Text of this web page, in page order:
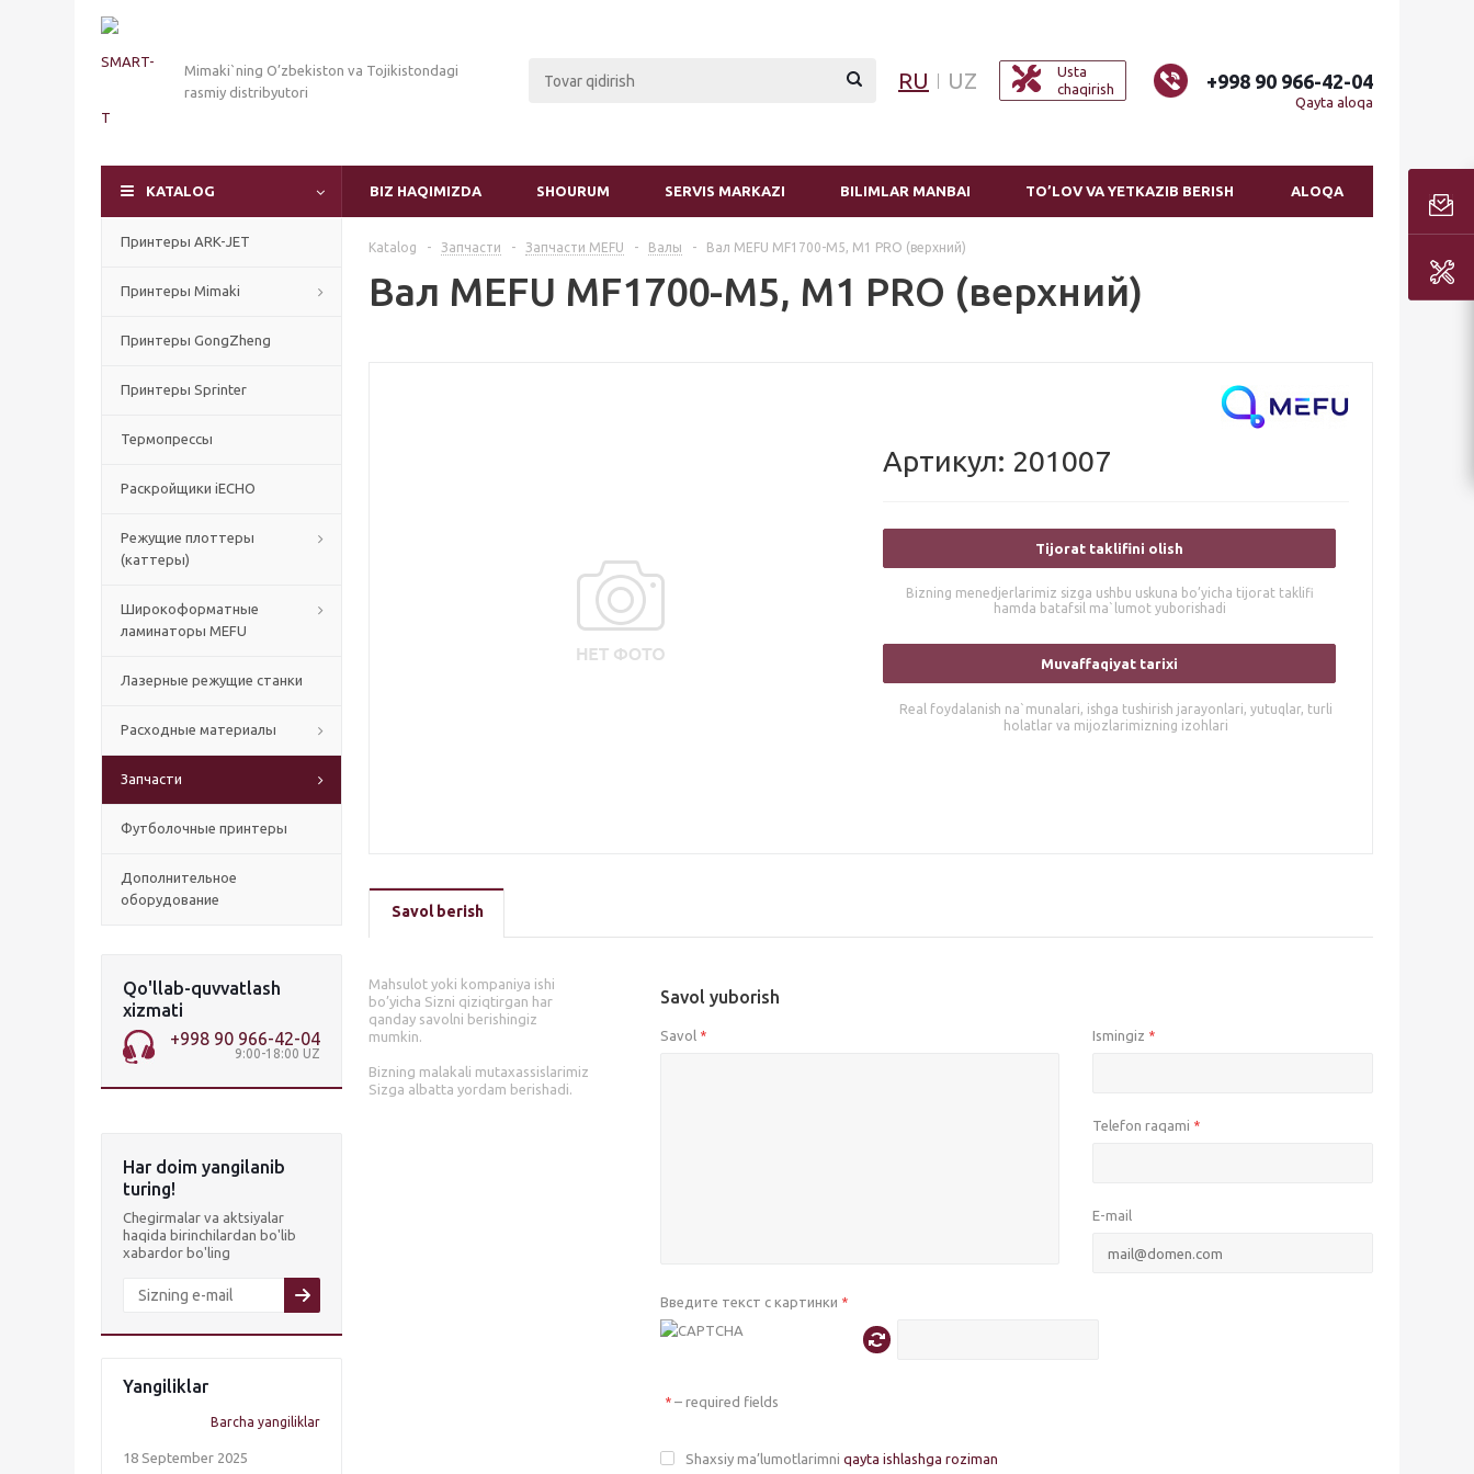
Mimaki`ning O’zbekiston va Tojikistondagi
rasmiy distribyutori
RU UZ
Usta
chaqirish
+998 90 966-42-04
Qayta aloqa
KATALOG BIZ HAQIMIZDA SHOURUM SERVIS MARKAZI BILIMLAR MANBAI TO’LOV VA YETKAZIB BERISH ALOQA
Принтеры ARK-JET
Принтеры Mimaki
Принтеры GongZheng
Принтеры Sprinter
Термопрессы
Раскройщики iECHO
Режущие плоттеры
(каттеры)
Широкоформатные
ламинаторы MEFU
Лазерные режущие станки
Расходные материалы
Запчасти
Футболочные принтеры
Дополнительное
оборудование
Qo'llab-quvvatlash
xizmati
+998 90 966-42-04
9:00-18:00 UZ
Har doim yangilanib
turing!
Chegirmalar va aktsiyalar
haqida birinchilardan bo'lib
xabardor bo'ling
Yangiliklar
Barcha yangiliklar
18 September 2025
Katalog - Запчасти - Запчасти MEFU - Валы - Вал MEFU MF1700-M5, M1 PRO (верхний)
Вал MEFU MF1700-M5, M1 PRO (верхний)
Артикул: 201007
Tijorat taklifini olish
Bizning menedjerlarimiz sizga ushbu uskuna bo’yicha tijorat taklifi
hamda batafsil ma`lumot yuborishadi
Muvaffaqiyat tarixi
Real foydalanish na`munalari, ishga tushirish jarayonlari, yutuqlar, turli
holatlar va mijozlarimizning izohlari
Savol berish
Mahsulot yoki kompaniya ishi
bo’yicha Sizni qiziqtirgan har
qanday savolni berishingiz
mumkin.
Bizning malakali mutaxassislarimiz
Sizga albatta yordam berishadi.
Savol yuborish
Savol * Ismingiz *
Telefon raqami *
E-mail
Введите текст с картинки *
*– required fields
Shaxsiy ma’lumotlarimni qayta ishlashga roziman